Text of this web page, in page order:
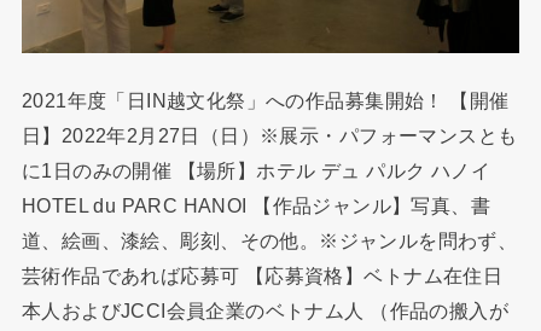
2021年度「日IN越文化祭」への作品募集開始！ 【開催
日】2022年2月27日（日）※展示・パフォーマンスとも
に1日のみの開催 【場所】ホテル デュ パルク ハノイ
HOTEL du PARC HANOI 【作品ジャンル】写真
書
道
絵画 漆絵 彫刻 その他。※ジャンルを問わず
芸術作品であれば応募可 【応募資格】ベトナム在住日
本人およびJCCI会員企業のベトナム人 （作品の搬入が